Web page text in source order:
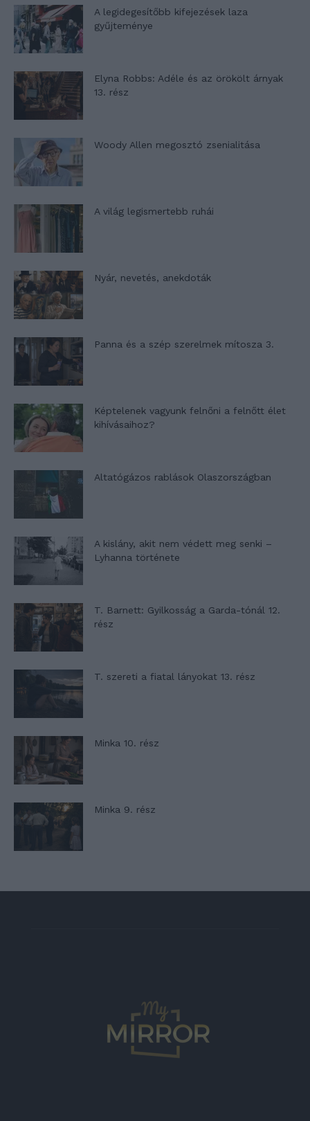
A legidegesítőbb kifejezések laza
gyűjteménye
Elyna Robbs: Adéle és az örökölt árnyak
13. rész
Woody Allen megosztó zsenialitása
A világ legismertebb ruhái
Nyár, nevetés, anekdoták
Panna és a szép szerelmek mítosza 3.
Képtelenek vagyunk felnőni a felnőtt élet
kihívásaihoz?
Altatógázos rablások Olaszországban
A kislány, akit nem védett meg senki –
Lyhanna története
T. Barnett: Gyilkosság a Garda-tónál 12.
rész
T. szereti a fiatal lányokat 13. rész
Minka 10. rész
Minka 9. rész